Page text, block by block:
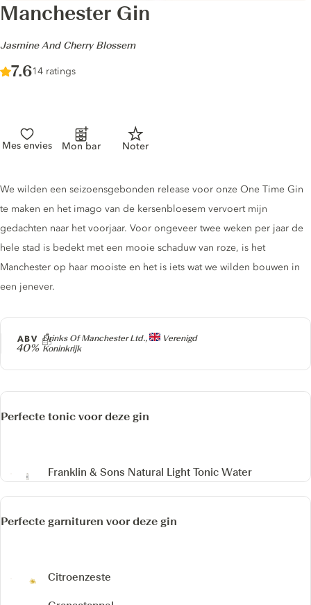
Manchester Gin
-
Jasmine And Cherry Blossem
Score :
7.6/ 10
14 ratings
Mes envies Mon bar Noter
Producer
Drinks Of Manchester Ltd.,
Verenigd
Koninkrijk
ABV
40%
Gin description
We wilden een seizoensgebonden release voor onze One Time Gin
te maken en het imago van de kersenbloesem vervoert mijn
gedachten naar het voorjaar. Voor ongeveer twee weken per jaar de
hele stad is bedekt met een mooie schaduw van roze, is het
Manchester op haar mooiste en het is iets wat we wilden bouwen in
een jenever.
Perfecte tonic voor deze gin
Franklin & Sons Natural Light Tonic Water
Perfecte garnituren voor deze gin
Citroenzeste